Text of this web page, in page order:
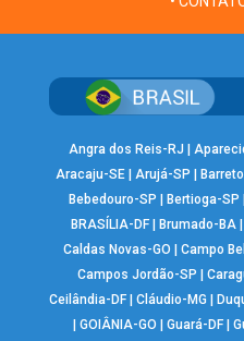
Angra dos Reis-RJ
Aracaju-SE |Arujá-SP
Bebedouro-SP
Bertioga-SP
BRASÍLIA-DF| Brumado-BA|
Caldas Novas-GO
|Campo
Campos Jordão-SP
Ceilândia-DF| Cláudio-MG
GOIÂNIA-GO Guará-DF|